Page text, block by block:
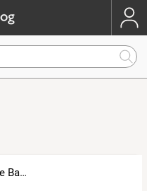
le blog du club de Basket Ball dadijon21